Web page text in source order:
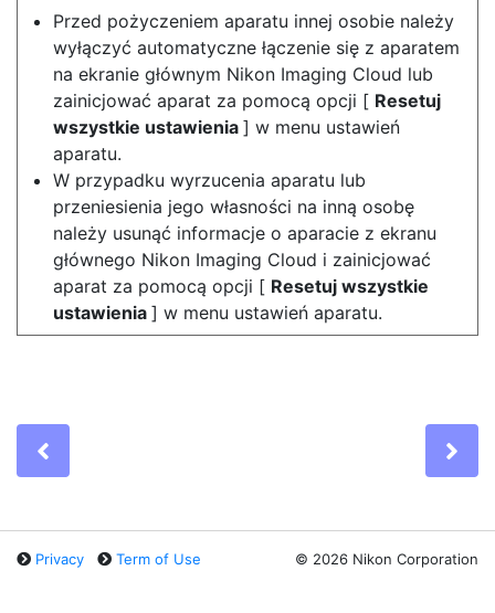
Przed pożyczeniem aparatu innej osobie należy
wyłączyć automatyczne łączenie się z aparatem
na ekranie głównym Nikon Imaging Cloud lub
zainicjować aparat za pomocą opcji [ Resetuj
wszystkie ustawienia ] w menu ustawień
aparatu.
W przypadku wyrzucenia aparatu lub
przeniesienia jego własności na inną osobę
należy usunąć informacje o aparacie z ekranu
głównego Nikon Imaging Cloud i zainicjować
aparat za pomocą opcji [ Resetuj wszystkie
ustawienia ] w menu ustawień aparatu.
Privacy Term of Use © 2026 Nikon Corporation